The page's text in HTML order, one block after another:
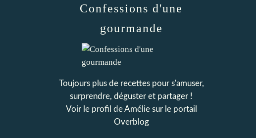
Confessions d'une
gourmande
Toujours plus de recettes pour s'amuser,
surprendre, déguster et partager !
Voir le profil deAméliesur le portail
Overblog